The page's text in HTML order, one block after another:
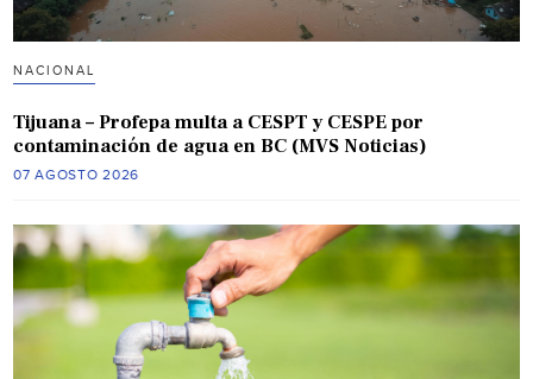
NACIONAL
Tijuana – Profepa multa a CESPT y CESPE por
contaminación de agua en BC (MVS Noticias)
07 AGOSTO 2026